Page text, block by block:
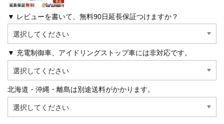
▼ レビューを書いて、無料90日延長保証つけますか？
▼ 充電制御車、アイドリングストップ車には非対応です。
北海道・沖縄・離島は別途送料がかかります。